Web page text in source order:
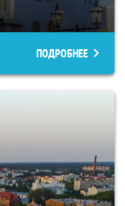
ПОДРОБНЕЕ